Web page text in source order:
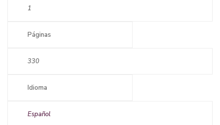
1
Páginas
330
Idioma
Español